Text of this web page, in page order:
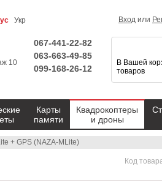
+ GPS (NAZA-MLite)
Код
Укр Вход или
10
067-441-22-82
063-663-49-85
099-168-26-12
В Вашей
товаров
Карты
памяти
Квадрокоптеры
и дроны